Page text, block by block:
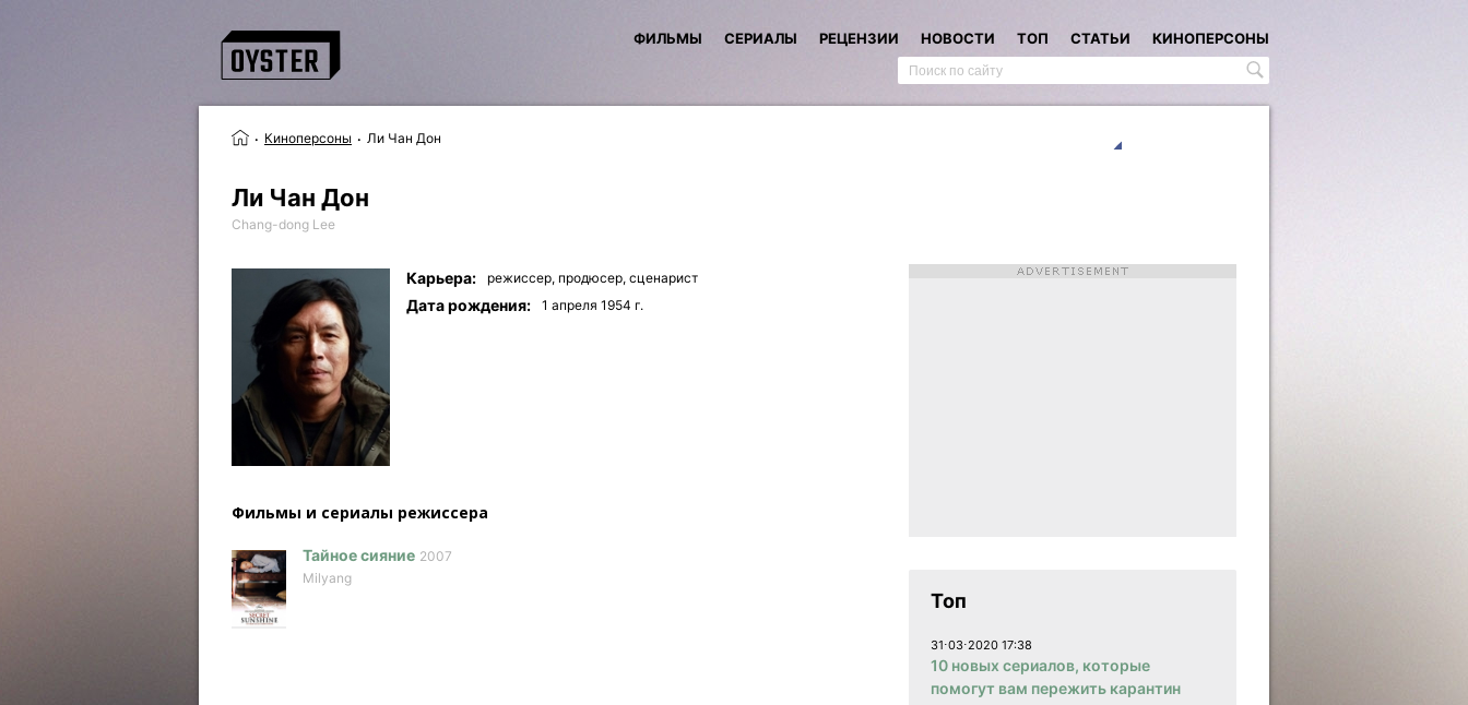
ФИЛЬМЫ СЕРИАЛЫ РЕЦЕНЗИИ НОВОСТИ ТОП СТАТЬИ КИНОПЕРСОНЫ
Киноперсоны Ли Чан Дон
Ли Чан Дон
Chang-dong Lee
Карьера: режиссер, продюсер, сценарист
Дата рождения: 1 апреля 1954 г.
Фильмы и сериалы режисcера
Тайное сияние 2007
Milyang
Топ
31⋅03⋅2020 17:38
10 новых сериалов, которые
помогут вам пережить карантин